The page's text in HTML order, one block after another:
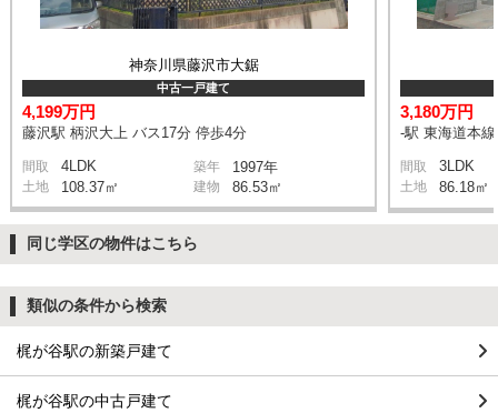
神奈川県藤沢市大鋸
中古一戸建て
4,199万円
藤沢駅 柄沢大上 バス17分 停歩4分
間取 4LDK 築年 1997年
土地 108.37㎡ 建物 86.53㎡
3,180万円
-駅 東海道本
間取 3LDK
土地 86.18㎡
同じ学区の物件はこちら
類似の条件から検索
梶が谷駅の新築戸建て
梶が谷駅の中古戸建て